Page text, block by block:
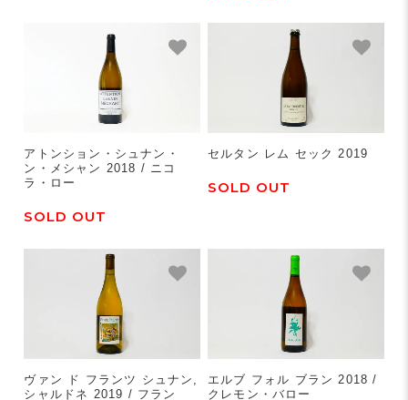
アトンション・シュナン・
ン・メシャン 2018 / ニコ
ラ・ロー
SOLD OUT
セルタン レム セック 2019
SOLD OUT
ヴァン ド フランツ シュナン,
シャルドネ 2019 / フラン
エルブ フォル ブラン 2018 /
クレモン・バロー